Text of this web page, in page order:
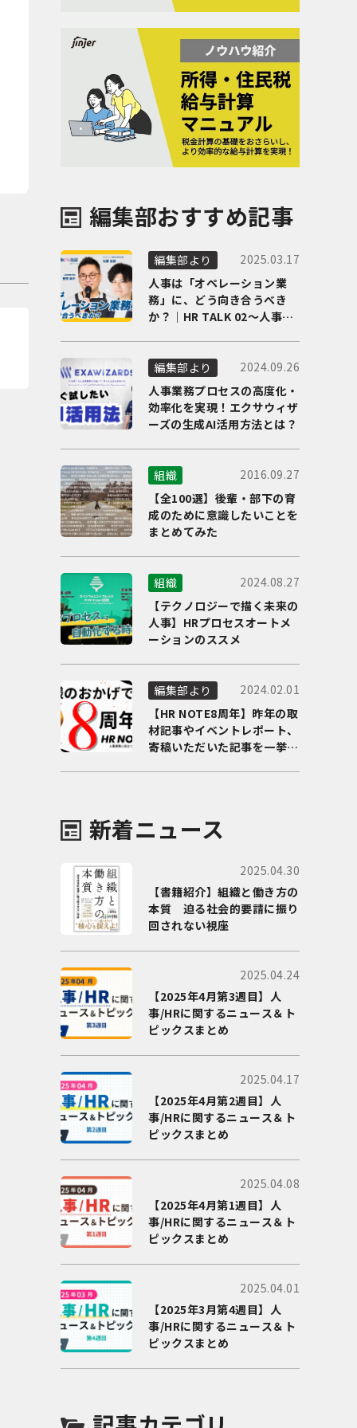
編集部おすすめ記事
編集部より
2025.03.17
人事は「オペレーション業
務」に、どう向き合うべき
か？｜HR TALK 02～人事DX
編集部より
2024.09.26
人事業務プロセスの高度化・
効率化を実現！エクサウィザ
ーズの生成AI活用方法とは？
組織
2016.09.27
【全100選】後輩・部下の育
成のために意識したいことを
まとめてみた
組織
2024.08.27
【テクノロジーで描く未来の
人事】HRプロセスオートメ
ーションのススメ
編集部より
2024.02.01
【HR NOTE8周年】昨年の取
材記事やイベントレポート、
寄稿いただいた記事を一挙に
新着ニュース
2025.04.30
【書籍紹介】組織と働き方の
本質 迫る社会的要請に振り
回されない視座
2025.04.24
【2025年4月第3週目】人
事/HRに関するニュース＆ト
ピックスまとめ
2025.04.17
【2025年4月第2週目】人
事/HRに関するニュース＆ト
ピックスまとめ
2025.04.08
【2025年4月第1週目】人
事/HRに関するニュース＆ト
ピックスまとめ
2025.04.01
【2025年3月第4週目】人
事/HRに関するニュース＆ト
ピックスまとめ